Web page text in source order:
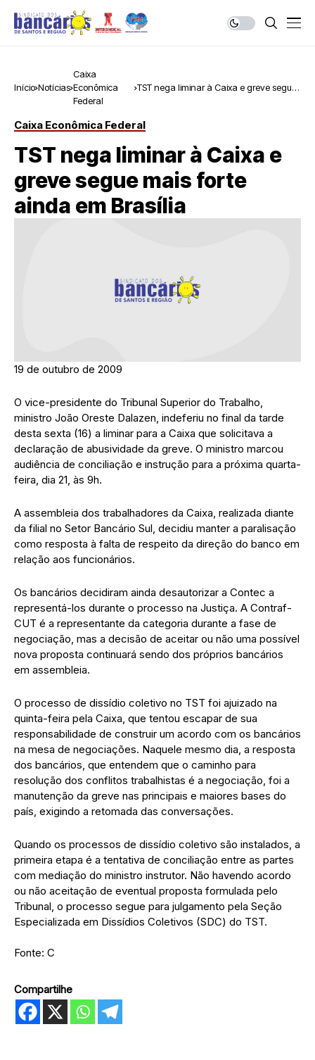
Início Notícias
Caixa
Econômica
Federal
TST nega liminar à Caixa e greve segue
Caixa Econômica Federal
TST nega liminar à Caixa e
greve segue mais forte
ainda em Brasília
19 de outubro de 2009
O vice-presidente do Tribunal Superior do Trabalho,
ministro João Oreste Dalazen, indeferiu no final da tarde
desta sexta (16) a liminar para a Caixa que solicitava a
declaração de abusividade da greve. O ministro marcou
audiência de conciliação e instrução para a próxima quarta-
feira, dia 21, às 9h.
A assembleia dos trabalhadores da Caixa, realizada diante
da filial no Setor Bancário Sul, decidiu manter a paralisação
como resposta à falta de respeito da direção do banco em
relação aos funcionários.
Os bancários decidiram ainda desautorizar a Contec a
representá-los durante o processo na Justiça. A Contraf-
CUT é a representante da categoria durante a fase de
negociação, mas a decisão de aceitar ou não uma possível
nova proposta continuará sendo dos próprios bancários
em assembleia.
O processo de dissídio coletivo no TST foi ajuizado na
quinta-feira pela Caixa, que tentou escapar de sua
responsabilidade de construir um acordo com os bancários
na mesa de negociações. Naquele mesmo dia, a resposta
dos bancários, que entendem que o caminho para
resolução dos conflitos trabalhistas é a negociação, foi a
manutenção da greve nas principais e maiores bases do
país, exigindo a retomada das conversações.
Quando os processos de dissídio coletivo são instalados, a
primeira etapa é a tentativa de conciliação entre as partes
com mediação do ministro instrutor. Não havendo acordo
ou não aceitação de eventual proposta formulada pelo
Tribunal, o processo segue para julgamento pela Seção
Especializada em Dissídios Coletivos (SDC) do TST.
Fonte: C
Compartilhe